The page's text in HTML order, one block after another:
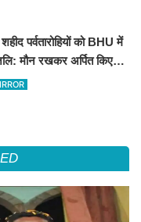
पर्वतारोहियों को BHU में
मौन रखकर अर्पित किए